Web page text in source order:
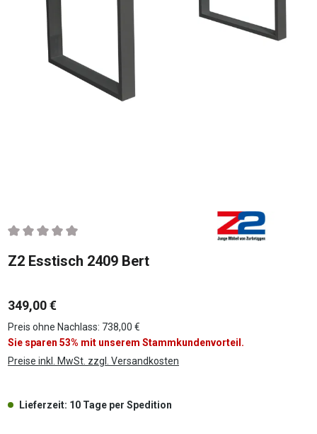
Durchschnittliche Bewertung von 0 von 5 Sternen
Z2 Esstisch 2409 Bert
349,00 €
Preis ohne Nachlass: 738,00 €
Sie sparen 53% mit unserem Stammkundenvorteil.
Preise inkl. MwSt. zzgl. Versandkosten
Lieferzeit: 10 Tage per Spedition